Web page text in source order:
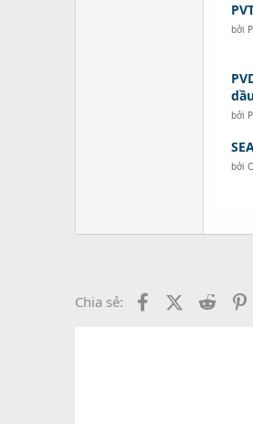
bởi
bởi
bởi
Chia sẻ: FacebookX (Twitter)
Reddit